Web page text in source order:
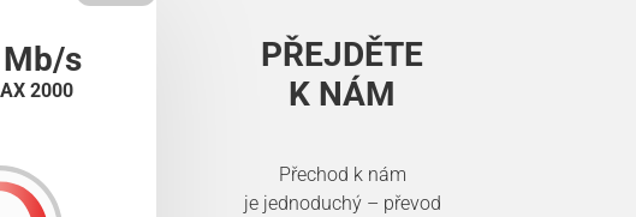
s
2000
PŘEJDĚTE
K NÁM
Přechod k nám
je jednoduchý – převod